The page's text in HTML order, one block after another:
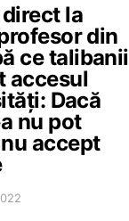
la
din
ce talibanii
accesul
Dacă
nu pot
accept